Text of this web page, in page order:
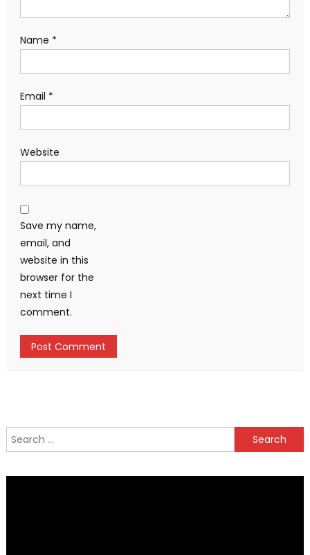
Name *
Email *
Website
Save my name,
email, and
website in this
browser for the
next time I
comment.
Search
for: